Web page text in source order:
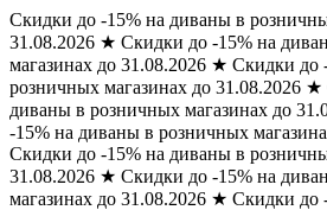
Скидки до -15% на диваны в
31.08.2026 ★ Скидки до -15% на
магазинах до 31.08.2026 ★ Скидки до
розничных магазинах до 31.08.2026 ★
диваны в розничных магазинах до
-15% на диваны в розничных
Скидки до -15% на диваны в
31.08.2026 ★ Скидки до -15% на
магазинах до 31.08.2026 ★ Скидки до